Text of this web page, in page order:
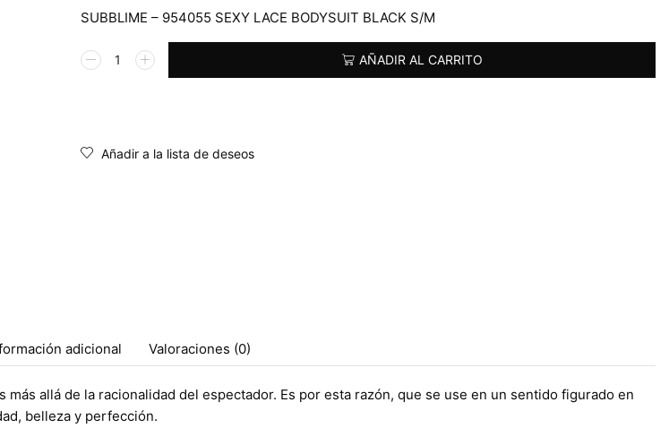
SUBBLIME – 954055 SEXY LACE BODYSUIT BLACK S/M
AÑADIR AL CARRITO
Alternative:
Añadir a la lista de deseos
adicional Valoraciones (0)
allá de la racionalidad del espectador. Es por esta razón, que se use en un sentido figurado en
belleza y perfección.